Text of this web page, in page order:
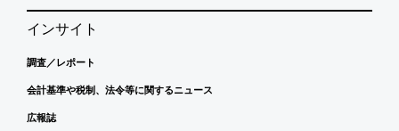
インサイト
調査／レポート
会計基準や税制、法令等に関するニュース
広報誌